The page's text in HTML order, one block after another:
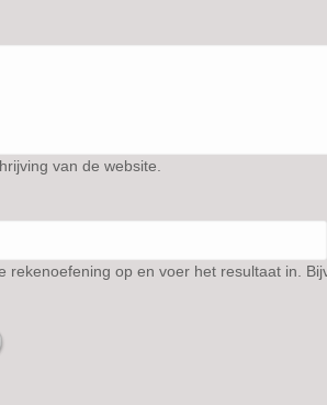
van de website.
rekenoefening op en voer het resultaat in.